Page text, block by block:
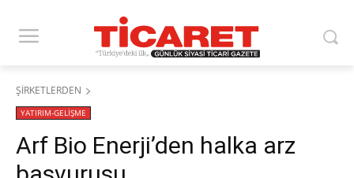
ŞİRKETLERDEN
YATIRIM-GELİŞME
Arf Bio Enerji’den halka arz